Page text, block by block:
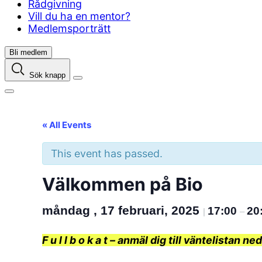
Rådgivning
Vill du ha en mentor?
Medlemsporträtt
Bli medlem
Sök knapp
« All Events
This event has passed.
Välkommen på Bio
måndag , 17 februari, 2025 | 17:00 –
F u l l b o k a t – anmäl dig till väntelistan